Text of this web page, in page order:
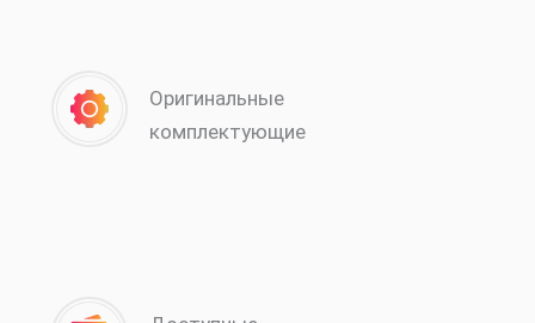
Оригинальные
комплектующие